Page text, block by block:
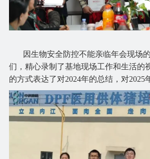
因生物安全防控不能亲临年会现场
们，精心录制了基地现场工作和生活的
的方式表达了对2024年的总结，对2025